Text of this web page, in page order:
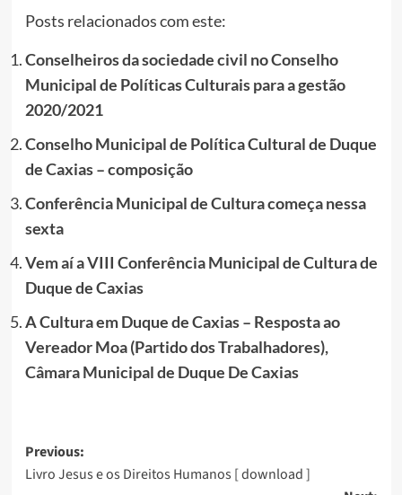
Posts relacionados com este:
Conselheiros da sociedade civil no Conselho
Municipal de Políticas Culturais para a gestão
2020/2021
Conselho Municipal de Política Cultural de Duque
de Caxias – composição
Conferência Municipal de Cultura começa nessa
sexta
Vem aí a VIII Conferência Municipal de Cultura de
Duque de Caxias
A Cultura em Duque de Caxias – Resposta ao
Vereador Moa (Partido dos Trabalhadores),
Câmara Municipal de Duque De Caxias
Post
navigation
Previous:
Livro Jesus e os Direitos Humanos [ download ]